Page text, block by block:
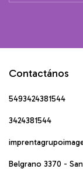
Contactános
5493424381544
3424381544
Belgrano 3370 -